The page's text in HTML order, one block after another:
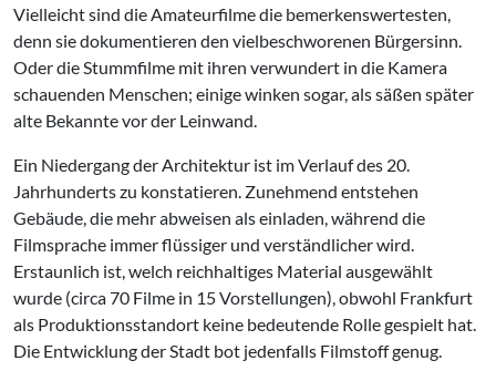
Vielleicht sind die Amateurfilme die bemerkenswertesten,
denn sie dokumentieren den vielbeschworenen Bürgersinn.
Oder die Stummfilme mit ihren verwundert in die Kamera
schauenden Menschen; einige winken sogar, als säßen später
alte Bekannte vor der Leinwand.
Ein Niedergang der Architektur ist im Verlauf des 20.
Jahrhunderts zu konstatieren. Zunehmend entstehen
Gebäude, die mehr abweisen als einladen, während die
Filmsprache immer flüssiger und verständlicher wird.
Erstaunlich ist, welch reichhaltiges Material ausgewählt
wurde (circa 70 Filme in 15 Vorstellungen), obwohl Frankfurt
als Produktionsstandort keine bedeutende Rolle gespielt hat.
Die Entwicklung der Stadt bot jedenfalls Filmstoff genug.